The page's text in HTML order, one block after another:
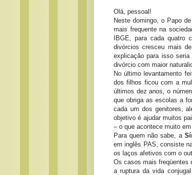
Olá, pessoal!
Neste domingo, o Papo
mais frequente na
IBGE, para cada quatro
divórcios cresceu mais
explicação para isso
divórcio com maior
No último levantamento
dos filhos ficou com a
últimos dez anos, o
que obriga as escolas a
cada um dos genitores,
objetivo é ajudar muitos
– o que acontece muito
Para quem não sabe, a
em inglês PAS, consiste
os laços afetivos com o
Os casos mais freqüentes
a ruptura da vida